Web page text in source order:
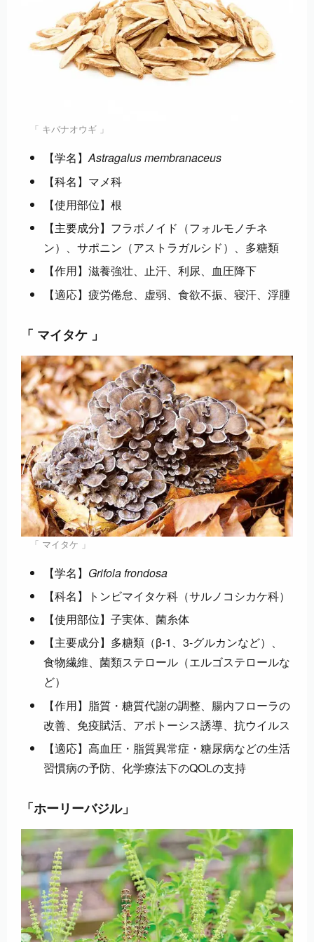
「 キバナオウギ 」
【学名】Astragalus membranaceus
【科名】マメ科
【使用部位】根
【主要成分】フラボノイド（フォルモノチネ
ン）、サポニン（アストラガルシド）、多糖類
【作用】滋養強壮、止汗、利尿、血圧降下
【適応】疲労倦怠、虚弱、食欲不振、寝汗、浮腫
「 マイタケ 」
「 マイタケ 」
【学名】 Grifola frondosa
【科名】トンビマイタケ科（サルノコシカケ科）
【使用部位】子実体、菌糸体
【主要成分】多糖類（β-1、3-グルカンなど）、
食物繊維、菌類ステロール（エルゴステロールな
ど）
【作用】脂質・糖質代謝の調整、腸内フローラの
改善、免疫賦活、アポトーシス誘導、抗ウイルス
【適応】高血圧・脂質異常症・糖尿病などの生活
習慣病の予防、化学療法下のQOLの支持
「ホーリーバジル」